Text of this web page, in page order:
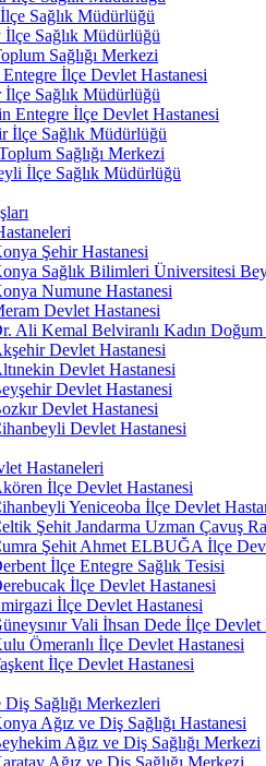
Sağlık Müdürlüğü
İlçe Sağlık Müdürlüğü
Sağlığı Merkezi
İlçe Devlet Hastanesi
İlçe Sağlık Müdürlüğü
Entegre İlçe Devlet Hastanesi
İlçe Sağlık Müdürlüğü
Sağlığı Merkezi
İlçe Sağlık Müdürlüğü
Şehir Hastanesi
Sağlık Bilimleri Üniversitesi
Numune Hastanesi
Devlet Hastanesi
Ali Kemal Belviranlı Kadın Doğum
Devlet Hastanesi
Devlet Hastanesi
Devlet Hastanesi
Devlet Hastanesi
Devlet Hastanesi
Hastaneleri
İlçe Devlet Hastanesi
Yeniceoba İlçe Devlet
Şehit Jandarma Uzman Çavuş
Şehit Ahmet ELBUĞA İlçe
İlçe Entegre Sağlık Tesisi
İlçe Devlet Hastanesi
İlçe Devlet Hastanesi
Vali İhsan Dede İlçe Devlet
Ömeranlı İlçe Devlet Hastanesi
İlçe Devlet Hastanesi
Diş Sağlığı Merkezleri
Ağız ve Diş Sağlığı Hastanesi
Ağız ve Diş Sağlığı Merkezi
Ağız ve Diş Sağlığı Merkezi